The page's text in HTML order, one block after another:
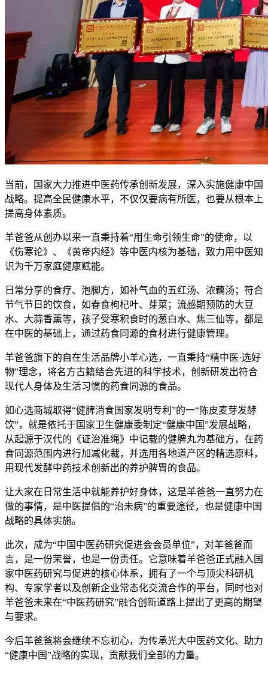
当前，国家大力推进中医药传承创新发展，深入实施健康中国
战略。提高全民健康水平，不仅仅要病有所医，也要从根本上
提高身体素质。
羊爸爸从创办以来一直秉持着“用生命引领生命”的使命，以
《伤寒论》、《黄帝内经》等中医内核为基础，致力用中医知
识为千万家庭健康赋能。
日常分享的食疗、泡脚方，如补气血的五红汤、浓藕汤；符合
节气节日的饮食，如春食枸杞叶、芽菜；流感期预防的大豆
水、大蒜香薰等，孩子受寒积食时的葱白水、焦三仙等，都是
在中医的基础上，通过药食同源的食材进行健康管理。
羊爸爸旗下的自在生活品牌小羊心选，一直秉持“精中医·选好
物”理念，将名方古籍结合先进的科学技术，创新研发出符合
现代人身体及生活习惯的药食同源的食品。
如心选商城取得“健脾消食国家发明专利”的一“陈皮麦芽发酵
饮”，就是依托于国家卫生健康委制定“健康中国”发展战略，
从起源于汉代的《证治准绳》中记载的健脾丸为基础方，在药
食同源范围内进行加减化裁，并选用各地道产区的精选原料，
用现代发酵中药技术创新出的养护脾胃的食品。
让大家在日常生活中就能养护好身体，这是羊爸爸一直努力在
做的事情，是中医提倡的“治未病”的重要途径，也是健康中国
战略的具体实施。
此次，成为“中国中医药研究促进会会员单位”，对羊爸爸而
言，是一份荣誉，也是一份责任。它意味着羊爸爸正式融入国
家中医药研究与促进的核心体系，拥有了一个与顶尖科研机
构、专家学者以及创新企业常态化交流合作的平台，同时也对
羊爸爸未来在“中医药研究”融合创新道路上提出了更高的期望
与要求。
今后羊爸爸将会继续不忘初心，为传承光大中医药文化、助力
“健康中国”战略的实现，贡献我们全部的力量。